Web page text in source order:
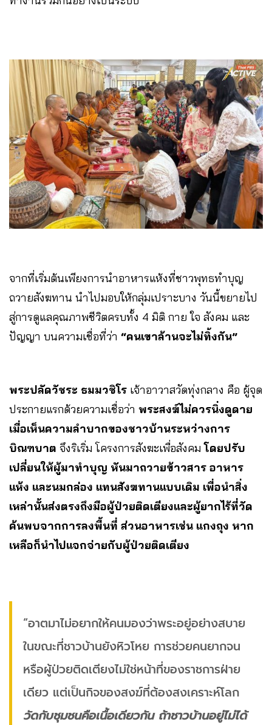
จากที่เริ่มต้นเพียงการนำอาหารแห้งที่ชาวพุทธทำบุญ
ถวายสังฆทาน นำไปมอบให้กลุ่มเปราะบาง วันนี้ขยายไป
สู่การดูแลคุณภาพชีวิตครบทั้ง 4 มิติ กาย ใจ สังคม และ
ปัญญา บนความเชื่อที่ว่า “คนเขาล้านจะไม่ทิ้งกัน”
พระปลัดวัชระ ธมมวชิโร เจ้าอาวาสวัดทุ่งกลาง คือ ผู้จุด
ประกายแรกด้วยความเชื่อว่า พระสงฆ์ไม่ควรนิ่งดูดาย
เมื่อเห็นความลำบากของชาวบ้านระหว่างการ
บิณฑบาต จึงริเริ่ม โครงการสังฆะเพื่อสังคมโดยปรับ
เปลี่ยนให้ผู้มาทำบุญ หันมาถวายข้าวสาร อาหาร
แห้ง และนมกล่อง แทนสังฆทานแบบเดิม เพื่อนำสิ่ง
เหล่านั้นส่งตรงถึงมือผู้ป่วยติดเตียงและผู้ยากไร้ที่วัด
ค้นพบจากการลงพื้นที่ ส่วนอาหารเช่น แกงถุง หาก
เหลือก็นำไปแจกจ่ายกับผู้ป่วยติดเตียง
“อาตมาไม่อยากให้คนมองว่าพระอยู่อย่างสบาย
ในขณะที่ชาวบ้านยังหิวโหย การช่วยคนยากจน
หรือผู้ป่วยติดเตียงไม่ใช่หน้าที่ของราชการฝ่าย
เดียว แต่เป็นกิจของสงฆ์ที่ต้องสงเคราะห์โลก
วัดกับชุมชนคือเนื้อเดียวกัน ถ้าชาวบ้านอยู่ไม่ได้